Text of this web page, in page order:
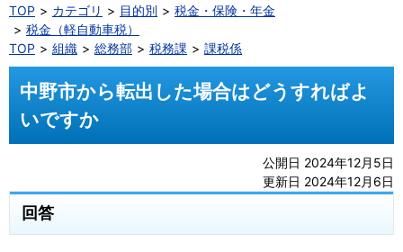
TOP
カテゴリ 目的別
税金・保険・年金
税金（軽自動車税）
TOP
組織 総務部 税務課 課税係
中野市から転出した場合はどうすればよ
いですか
公開日 2024年12月5日
更新日 2024年12月6日
回答